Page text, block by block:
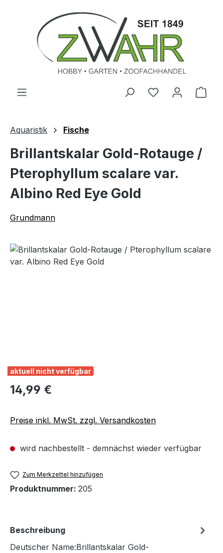
Zum Hauptinhalt springen
Aquaristik Fische
Brillantskalar Gold-Rotauge /
Pterophyllum scalare var.
Albino Red Eye Gold
Grundmann
Bildergalerie überspringen
aktuell nicht verfügbar
Regulärer Preis:
14,99 €
Preise inkl. MwSt. zzgl. Versandkosten
wird nachbestellt - demnächst wieder verfügbar
Zum Merkzettel hinzufügen
Produktnummer: 205
Beschreibung
Deutscher Name:Brillantskalar Gold-